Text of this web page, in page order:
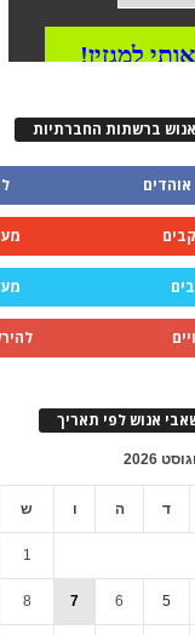
ברשתות החברתיות
אוהדים
אנוש לפי תאריך
2026
ד ה ו ש
1
5
6
7
8